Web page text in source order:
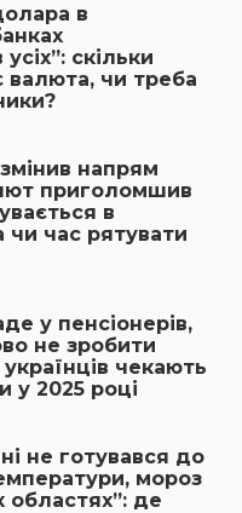
в
скільки
валюта, чи треба
напрям
приголомшив
в
чи час рятувати
у пенсіонерів,
не зробити
українців чекають
у 2025 році
не готувався до
мороз
областях”: де